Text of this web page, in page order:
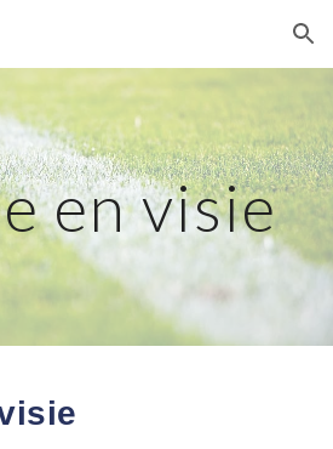
Skip to navigation
en visie